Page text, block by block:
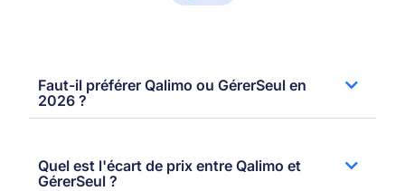
Faut-il préférer Qalimo ou GérerSeul en
2026 ?
Quel est l'écart de prix entre Qalimo et
GérerSeul ?